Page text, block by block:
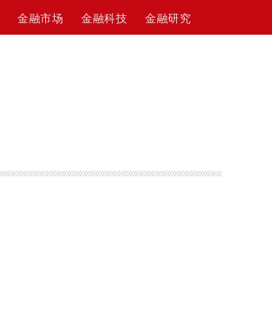
金融市场 金融科技 金融研究